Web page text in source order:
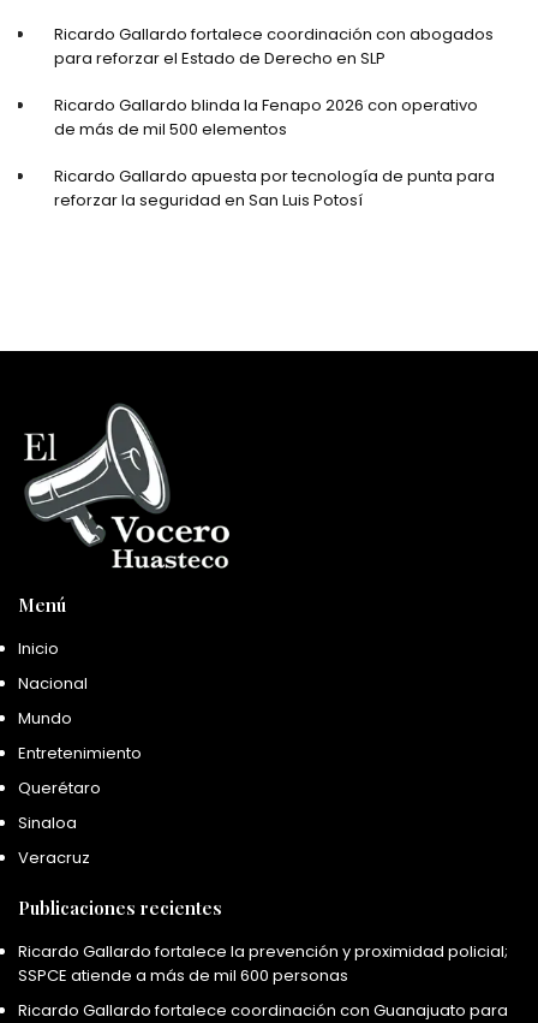
Ricardo Gallardo fortalece coordinación con abogados
para reforzar el Estado de Derecho en SLP
Ricardo Gallardo blinda la Fenapo 2026 con operativo
de más de mil 500 elementos
Ricardo Gallardo apuesta por tecnología de punta para
reforzar la seguridad en San Luis Potosí
Menú
Inicio
Nacional
Mundo
Entretenimiento
Querétaro
Sinaloa
Veracruz
Publicaciones recientes
Ricardo Gallardo fortalece la prevención y proximidad policial;
SSPCE atiende a más de mil 600 personas
Ricardo Gallardo fortalece coordinación con Guanajuato para